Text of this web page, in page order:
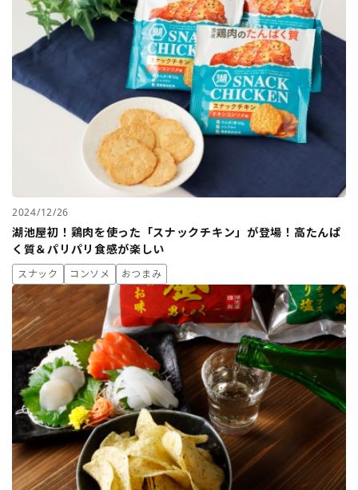
2024/12/26
湖池屋初！鶏肉を使った「スナックチキン」が登場！高たんぱ
く質＆パリパリ食感が楽しい
スナック コンソメ おつまみ